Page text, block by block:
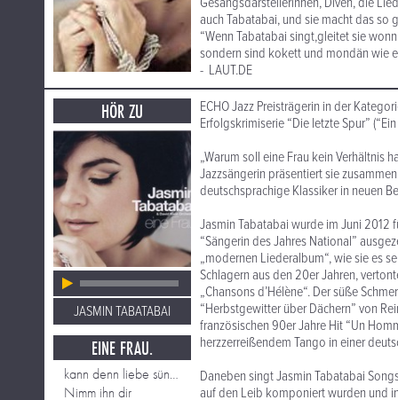
auch Tabatabai, und sie macht das so
“Wenn Tabatabai singt,gleitet sie
sondern sind kokett und mondän wie
- LAUT.DE
HÖR ZU
JASMIN TABATABAI
EINE FRAU.
kann denn liebe sünde sein
Nimm ihn dir
ECHO Jazz Preisträgerin in der
Erfolgskrimiserie “Die letzte Spur”
„Warum soll eine Frau kein Verhältnis
Jazzsängerin präsentiert sie
deutschsprachige Klassiker in neuen
Jasmin Tabatabai wurde im Juni 2012
“Sängerin des Jahres National”
„modernen Liederalbum“, wie sie es
Schlagern aus den 20er Jahren,
„Chansons d’Hélène“. Der süße
“Herbstgewitter über Dächern” von
französischen 90er Jahre Hit “Un
herzzerreißendem Tango in einer
Daneben singt Jasmin Tabatabai
auf den Leib komponiert wurden und